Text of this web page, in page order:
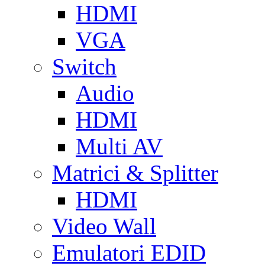
HDMI
VGA
Switch
Audio
HDMI
Multi AV
Matrici & Splitter
HDMI
Video Wall
Emulatori EDID